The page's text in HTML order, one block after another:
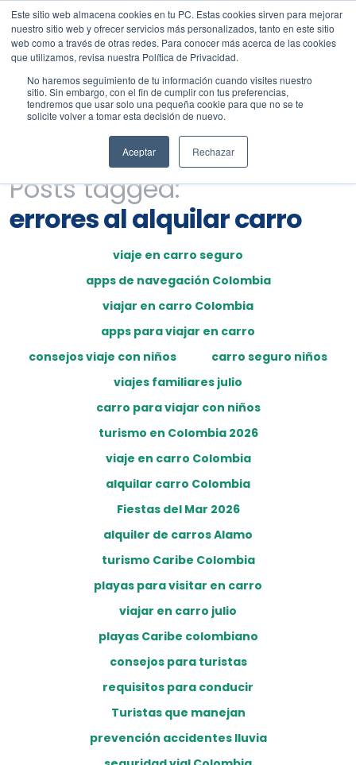
Este sitio web almacena cookies en tu PC. Estas cookies sirven para mejorar
nuestro sitio web y ofrecer servicios más personalizados, tanto en este sitio
web como a través de otras redes. Para conocer más acerca de las cookies
que utilizamos, revisa nuestra Política de Privacidad.
No haremos seguimiento de tu información cuando visites nuestro
sitio. Sin embargo, con el fin de cumplir con tus preferencias,
tendremos que usar solo una pequeña cookie para que no se te
solicite volver a tomar esta decisión de nuevo.
Aceptar Rechazar
Posts tagged:
errores al alquilar carro
viaje en carro seguro
apps de navegación Colombia
viajar en carro Colombia
apps para viajar en carro
consejos viaje con niños
carro seguro niños
viajes familiares julio
carro para viajar con niños
turismo en Colombia 2026
viaje en carro Colombia
alquilar carro Colombia
Fiestas del Mar 2026
alquiler de carros Alamo
turismo Caribe Colombia
playas para visitar en carro
viajar en carro julio
playas Caribe colombiano
consejos para turistas
requisitos para conducir
Turistas que manejan
prevención accidentes lluvia